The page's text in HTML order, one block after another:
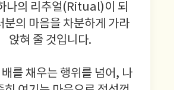
나의 리추얼(Ritual)이 되
분의 마음을 차분하게 가라
앉혀 줄 것입니다.
를 채우는 행위를 넘어, 나